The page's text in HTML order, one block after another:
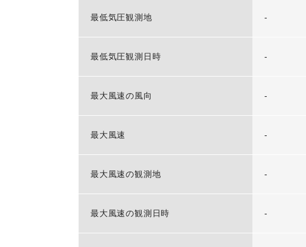
最低気圧観測地 -
最低気圧観測日時 -
最大風速の風向 -
最大風速 -
最大風速の観測地 -
最大風速の観測日時 -